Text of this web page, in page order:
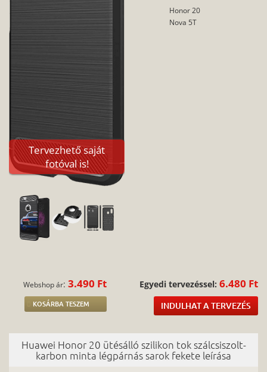
Tervezhető saját
fotóval is!
Honor 20
Nova 5T
Webshop ár:3.490 Ft
KOSÁRBA TESZEM
Egyedi tervezéssel: 6.480 Ft
INDULHAT A TERVEZÉS
Huawei Honor 20 ütésálló szilikon tok szálcsiszolt-
karbon minta légpárnás sarok fekete leírása